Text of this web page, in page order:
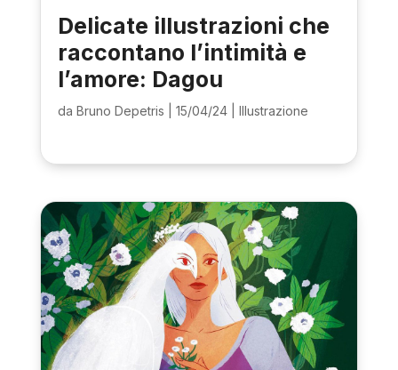
Delicate illustrazioni che
raccontano l’intimità e
l’amore: Dagou
da Bruno Depetris 15/04/24| Illustrazione